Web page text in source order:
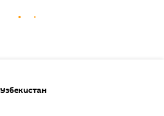
Узбекистан